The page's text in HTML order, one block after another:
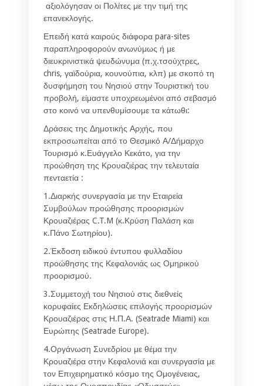
αξιολόγησαν οι Πολίτες με την τιμή της
επανεκλογής.
Επειδή κατά καιρούς διάφορα para-sites
παραπληροφορούν ανωνύμως ή με
διευκρινιστικά ψευδώνυμα (π.χ.τσούχτρες,
chris, γαϊδούρια, κουνούπια, κλπ) με σκοπό τη
δυσφήμηση του Νησιού στην Τουριστική του
προβολή, είμαστε υποχρεωμένοι από σεβασμό
στο κοινό να υπενθυμίσουμε τα κάτωθι:
Δράσεις της Δημοτικής Αρχής, που
εκπροσωπείται από το Θεσμικό Α/Δήμαρχο
Τουρισμό κ.Ευάγγελο Κεκάτο, για την
προώθηση της Κρουαζιέρας την τελευταία
πενταετία :
1.Διαρκής συνεργασία με την Εταιρεία
Συμβούλων προώθησης προορισμών
Κρουαζιέρας C.T.M (κ.Κρύση Παλάση και
κ.Πάνο Σωτηρίου).
2.Έκδοση ειδικού έντυπου φυλλαδίου
προώθησης της Κεφαλονιάς ως Ομηρικού
προορισμού.
3.Συμμετοχή του Νησιού στις διεθνείς
κορυφαίες Εκδηλώσεις επιλογής προορισμών
Κρουαζιέρας στις Η.Π.Α. (Seatrade Miami) και
Ευρώπης (Seatrade Europe).
4.Οργάνωση Συνεδρίου με θέμα την
Κρουαζιέρα στην Κεφαλονιά και συνεργασία με
τον Επιχειρηματικό κόσμο της Ομογένειας,